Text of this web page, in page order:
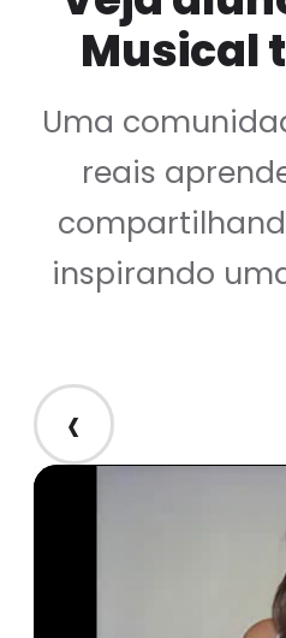
Musical
Uma
reais
inspirando
‹